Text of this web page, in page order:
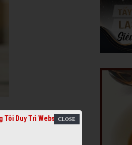
(Ảnh minh họa)
Tôi Duy Trì Website